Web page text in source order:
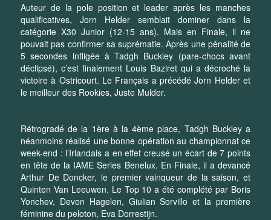
Auteur de la pole position et leader après les manches
qualificatives, Jorn Helder semblait dominer dans la
catégorie X30 Junior (12-15 ans). Mais en Finale, il ne
pouvait pas confirmer sa suprématie. Après une pénalité de
5 secondes infligée à Tadgh Buckley (pare-chocs avant
déclipsé), c’est finalement Louis Baziret qui a décroché la
victoire à Ostricourt. Le Français a précédé Jorn Helder et
le meilleur des Rookies, Juste Mulder.
Rétrogradé de la 1ère à la 4ème place, Tadgh Buckley a
néanmoins réalisé une bonne opération au championnat ce
week-end : l’Irlandais a en effet creusé un écart de 7 points
en tête de la IAME Series Benelux. En Finale, il a devancé
Arthur De Doncker, le premier vainqueur de la saison, et
Quinten Van Leeuwen. Le Top 10 a été complété par Boris
Yonchev, Devon Hagelen, Giulian Sorvillo et la première
féminine du peloton, Eva Dorrestijn.